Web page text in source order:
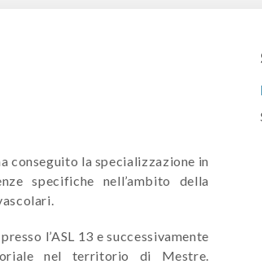
conseguito la specializzazione in
specifiche nell’ambito della
l’ASL 13 e successivamente
nel territorio di Mestre.